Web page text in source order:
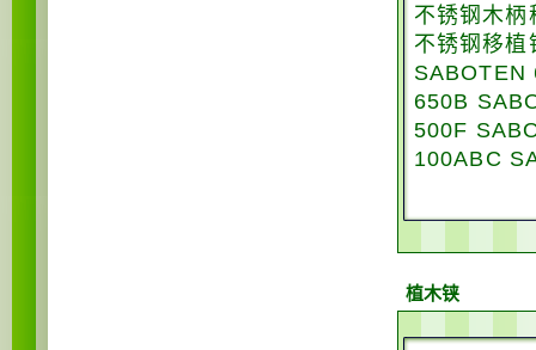
不锈钢木
不锈钢移植
SABOTEN
650B
500F
100ABC
植木铗